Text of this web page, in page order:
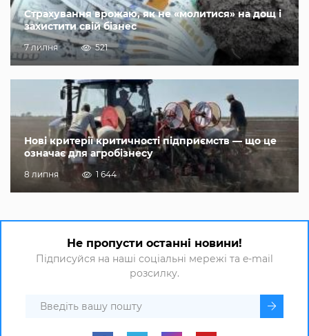
Страхування врожаю, як не «молитися» на дощ і
захистити свій бізнес
7 липня 521
Нові критерії критичності підприємств — що це
означає для агробізнесу
8 липня 1 644
Не пропусти останні новини!
Підписуйся на наші соціальні мережі та e-mail
розсилку.